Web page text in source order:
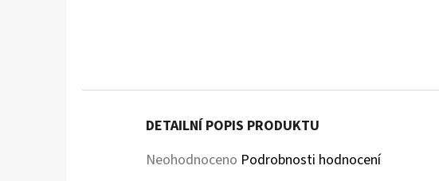
DETAILNÍ POPIS PRODUKTU
Průměrné
Neohodnoceno Podrobnosti hodnocení